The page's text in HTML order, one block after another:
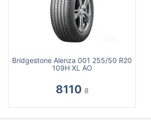
Bridgestone Alenza 001 255/50 R20
109H XL AO
8110 ₴